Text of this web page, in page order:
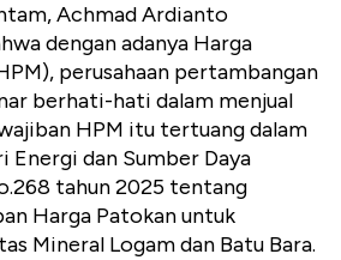
Achmad Ardianto
dengan adanya Harga
perusahaan pertambangan
berhati-hati dalam menjual
HPM itu tertuang dalam
Energi dan Sumber Daya
tahun 2025 tentang
Harga Patokan untuk
Mineral Logam dan Batu Bara.